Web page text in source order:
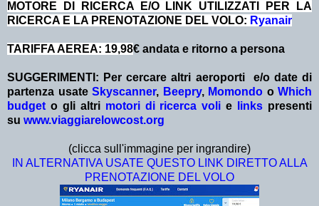
MOTORE DI RICERCA E/O LINK UTILIZZATI PER LA
RICERCA E LA PRENOTAZIONE DEL VOLO: Ryanair
TARIFFA AEREA: 19,98€ andata e ritorno a persona
SUGGERIMENTI: Per cercare altri aeroporti e/o date di
partenza usate Skyscanner, Beepry, Momondo o Which
budget o gli altri motori di ricerca voli e links presenti
su www.viaggiarelowcost.org
(clicca sull'immagine per ingrandire)
IN ALTERNATIVA USATE QUESTO LINK DIRETTO ALLA
PRENOTAZIONE DEL VOLO